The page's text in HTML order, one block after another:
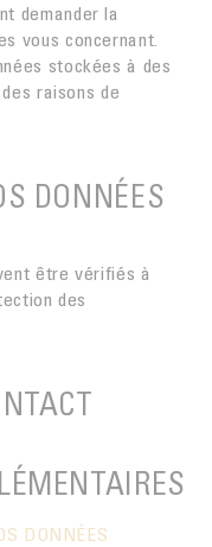
demander la
vous concernant.
stockées à des
raisons de
DONNÉES
être vérifiés à
des
DONNÉES